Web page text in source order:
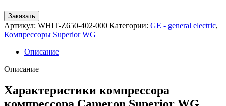
Заказать
Артикул: WHIT-Z650-402-000 Категории: GE - general electric,
Компрессоры Superior WG
Описание
Описание
Характеристики компрессора